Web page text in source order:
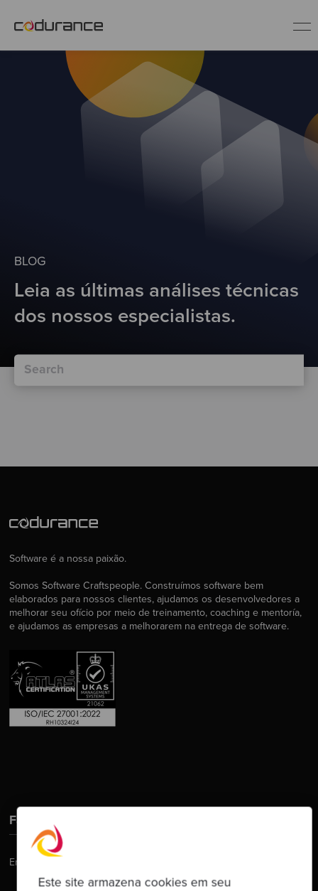
Este site armazena cookies em seu
Fale conosco
BLOG
Leia as últimas análises técnicas
dos nossos especialistas.
Software é a nossa paixão.
Somos Software Craftspeople. Construímos software bem
elaborados para nossos clientes, ajudamos os desenvolvedores a
melhorar seu ofício por meio de treinamento, coaching e mentoría,
e ajudamos as empresas a melhorarem na entrega de software.
Fale Conosco
Email: